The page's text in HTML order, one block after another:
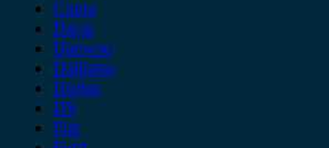
Cupra
Dacia
Daewoo
Daihatsu
Dodge
DS
Fiat